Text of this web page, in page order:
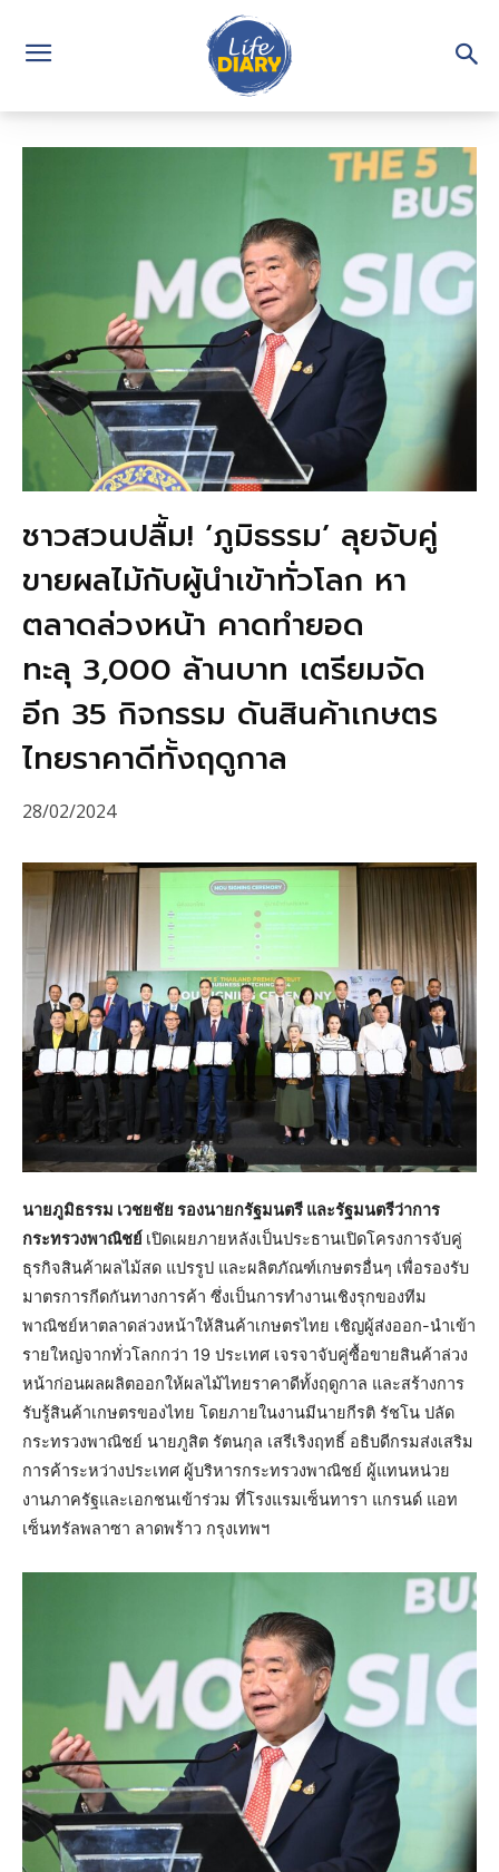
ชาวสวนปลื้ม! ‘ภูมิธรรม’ ลุยจับคู่
ขายผลไม้กับผู้นำเข้าทั่วโลก หา
ตลาดล่วงหน้า คาดทำยอด
ทะลุ 3,000 ล้านบาท เตรียมจัด
อีก 35 กิจกรรม ดันสินค้าเกษตร
ไทยราคาดีทั้งฤดูกาล
28/02/2024
นายภูมิธรรม เวชยชัย รองนายกรัฐมนตรี และรัฐมนตรีว่าการ
กระทรวงพาณิชย์ เปิดเผยภายหลังเป็นประธานเปิดโครงการจับคู่
ธุรกิจสินค้าผลไม้สด แปรรูป และผลิตภัณฑ์เกษตรอื่นๆ เพื่อรองรับ
มาตรการกีดกันทางการค้า ซึ่งเป็นการทำงานเชิงรุกของทีม
พาณิชย์หาตลาดล่วงหน้าให้สินค้าเกษตรไทย เชิญผู้ส่งออก-นำเข้า
รายใหญ่จากทั่วโลกกว่า 19 ประเทศ เจรจาจับคู่ซื้อขายสินค้าล่วง
หน้าก่อนผลผลิตออกให้ผลไม้ไทยราคาดีทั้งฤดูกาล และสร้างการ
รับรู้สินค้าเกษตรของไทย โดยภายในงานมีนายกีรติ รัชโน ปลัด
กระทรวงพาณิชย์ นายภูสิต รัตนกุล เสรีเริงฤทธิ์ อธิบดีกรมส่งเสริม
การค้าระหว่างประเทศ ผู้บริหารกระทรวงพาณิชย์ ผู้แทนหน่วย
งานภาครัฐและเอกชนเข้าร่วม ที่โรงแรมเซ็นทารา แกรนด์ แอท
เซ็นทรัลพลาซา ลาดพร้าว กรุงเทพฯ